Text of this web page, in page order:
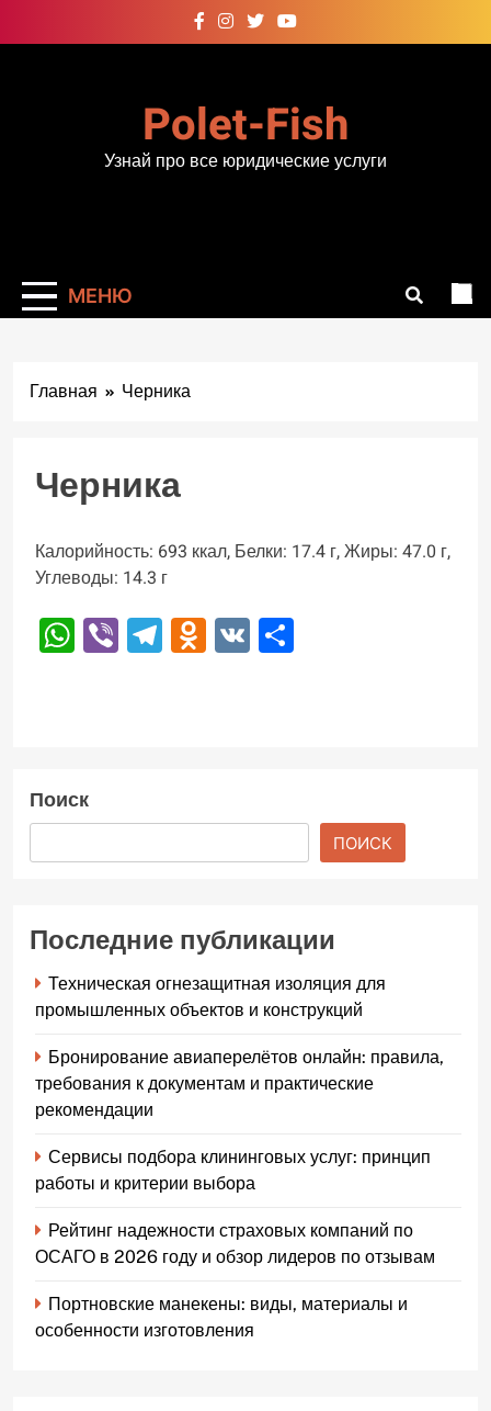
к
Polet-Fish
Узнай про все юридические услуги
МЕНЮ
Главная Черника
Черника
Калорийность: 693 ккал, Белки: 17.4 г, Жиры: 47.0 г,
Углеводы: 14.3 г
WhatsApp
ViberTelegram
Odnoklassniki
VK
Поиск
ПОИСК
Последние публикации
Техническая огнезащитная изоляция для
промышленных объектов и конструкций
Бронирование авиаперелётов онлайн: правила,
требования к документам и практические
рекомендации
Сервисы подбора клининговых услуг: принцип
работы и критерии выбора
Рейтинг надежности страховых компаний по
ОСАГО в 2026 году и обзор лидеров по отзывам
Портновские манекены: виды, материалы и
особенности изготовления